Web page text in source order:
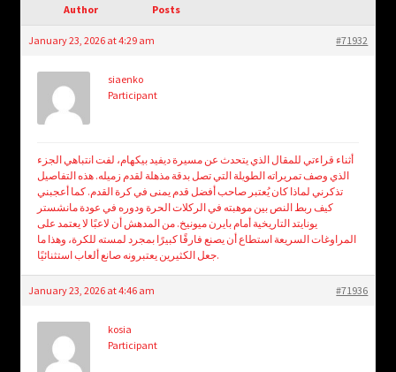
Login/Create Account
Author Posts
January 23, 2026 at 4:29 am #71932
siaenko
Participant
أثناء قراءتي للمقال الذي يتحدث عن مسيرة ديفيد بيكهام، لفت انتباهي الجزء
الذي وصف تمريراته الطويلة التي تصل بدقة مذهلة لقدم زميله. هذه التفاصيل
تذكرني لماذا كان يُعتبر صاحب أفضل قدم يمنى في كرة القدم. كما أعجبني
كيف ربط النص بين موهبته في الركلات الحرة ودوره في عودة مانشستر
يونايتد التاريخية أمام بايرن ميونيخ. من المدهش أن لاعبًا لا يعتمد على
المراوغات السريعة استطاع أن يصنع فارقًا كبيرًا بمجرد لمسته للكرة، وهذا ما
جعل الكثيرين يعتبرونه صانع ألعاب استثنائيًا.
January 23, 2026 at 4:46 am #71936
kosia
Participant